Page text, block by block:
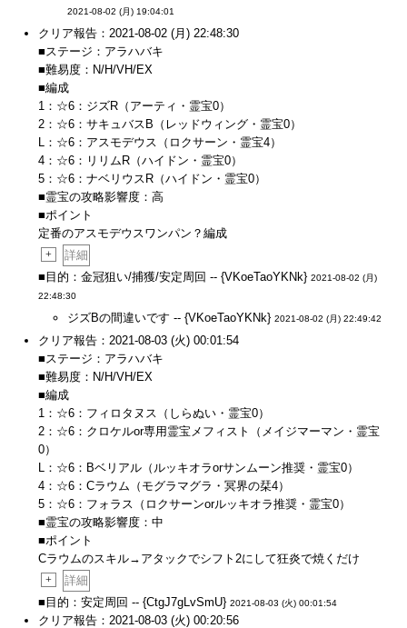
2021-08-02 (月) 19:04:01
クリア報告：2021-08-02 (月) 22:48:30
■ステージ：アラハバキ
■難易度：N/H/VH/EX
■編成
1：☆6：ジズR（アーティ・霊宝0）
2：☆6：サキュバスB（レッドウィング・霊宝0）
L：☆6：アスモデウス（ロクサーン・霊宝4）
4：☆6：リリムR（ハイドン・霊宝0）
5：☆6：ナベリウスR（ハイドン・霊宝0）
■霊宝の攻略影響度：高
■ポイント
定番のアスモデウスワンパン？編成
+
詳細
■目的：金冠狙い/捕獲/安定周回 -- {VKoeTaoYKNk} 2021-08-02 (月)
22:48:30
ジズBの間違いです -- {VKoeTaoYKNk} 2021-08-02 (月) 22:49:42
クリア報告：2021-08-03 (火) 00:01:54
■ステージ：アラハバキ
■難易度：N/H/VH/EX
■編成
1：☆6：フィロタヌス（しらぬい・霊宝0）
2：☆6：クロケルor専用霊宝メフィスト（メイジマーマン・霊宝
0）
L：☆6：Bベリアル（ルッキオラorサンムーン推奨・霊宝0）
4：☆6：Cラウム（モグラマグラ・冥界の栞4）
5：☆6：フォラス（ロクサーンorルッキオラ推奨・霊宝0）
■霊宝の攻略影響度：中
■ポイント
Cラウムのスキル→アタックでシフト2にして狂炎で焼くだけ
+
詳細
■目的：安定周回 -- {CtgJ7gLvSmU} 2021-08-03 (火) 00:01:54
クリア報告：2021-08-03 (火) 00:20:56